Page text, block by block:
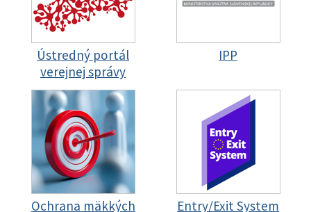
Ústredný portál
verejnej správy
IPP
Ochrana mäkkých
Entry/Exit System